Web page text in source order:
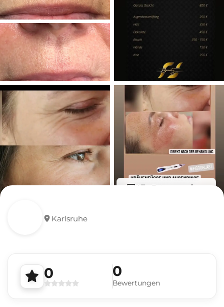
Alle Fotos anzeigen
Karlsruhe
0 0
Bewertungen